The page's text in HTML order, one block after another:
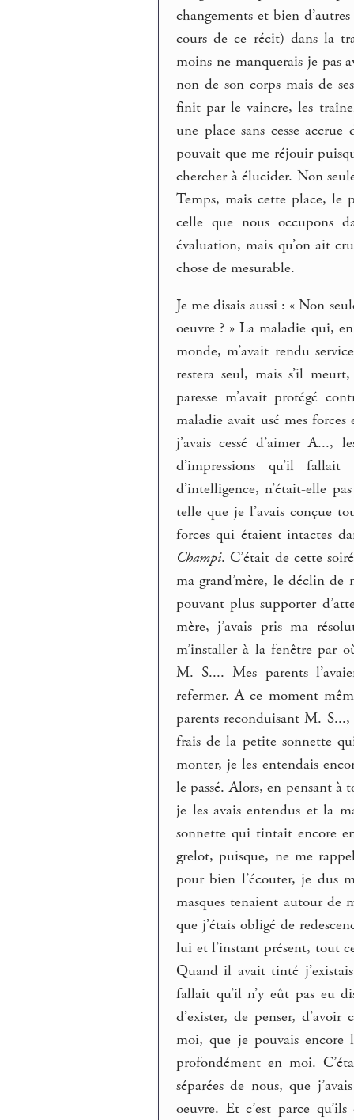
changements et bien
cours de ce récit) dans la
moins ne manquerais-je pas
non de son corps mais de
finit par le vaincre, les
une place sans cesse
pouvait que me réjouir
chercher à élucider. Non
Temps, mais cette place, le
celle que nous occupons
évaluation, mais qu’on ait
chose de mesurable.
Je me disais aussi : « Non
oeuvre ? » La maladie qui,
monde, m’avait rendu
restera seul, mais s’il
paresse m’avait protégé
maladie avait usé mes
j’avais cessé d’aimer
d’impressions qu’il
d’intelligence, n’était-elle
telle que je l’avais conçue
forces qui étaient intactes
Champi. C’était de cette
ma grand’mère, le déclin
pouvant plus supporter
mère, j’avais pris ma
m’installer à la fenêtre par
M. S.... Mes parents
refermer. A ce moment
parents reconduisant M.
frais de la petite sonnette
monter, je les entendais
le passé. Alors, en pensant à
je les avais entendus et la
sonnette qui tintait encore
grelot, puisque, ne me
pour bien l’écouter, je dus
masques tenaient autour de
que j’étais obligé de
lui et l’instant présent, tout
Quand il avait tinté
fallait qu’il n’y eût pas eu
d’exister, de penser,
moi, que je pouvais encore
profondément en moi.
séparées de nous, que
oeuvre. Et c’est parce